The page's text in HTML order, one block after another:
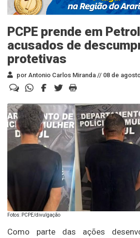
PCPE prende em
acusados de
protetivas
por Antonio Carlos Miranda // 08 de
Fotos: PCPE/divulgação
Como parte das ações